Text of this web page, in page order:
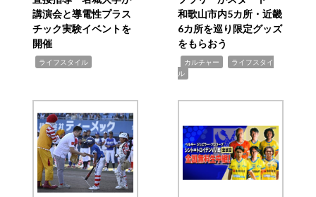
講演会と導電性プラス
チック実験イベントを
開催
ライフスタイル
和歌山市内5カ所・近畿
6カ所を巡り限定グッズ
をもらおう
カルチャー
ライフスタイ
ル